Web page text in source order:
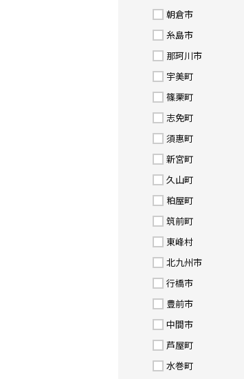
朝倉市
糸島市
那珂川市
宇美町
篠栗町
志免町
須惠町
新宮町
久山町
粕屋町
筑前町
東峰村
北九州市
行橋市
豊前市
中間市
芦屋町
水巻町